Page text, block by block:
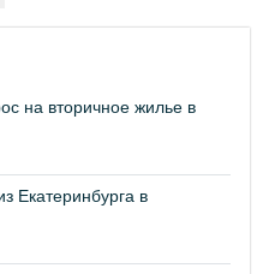
на вторичное жилье в
Екатеринбурга в